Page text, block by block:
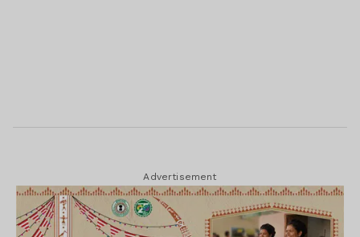
Advertisement